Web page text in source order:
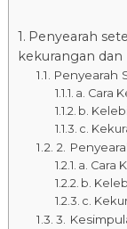
Penyearah
kekurangan
Penyearah
a. Cara
b.
c.
2.
a. Cara
b.
c.
3.